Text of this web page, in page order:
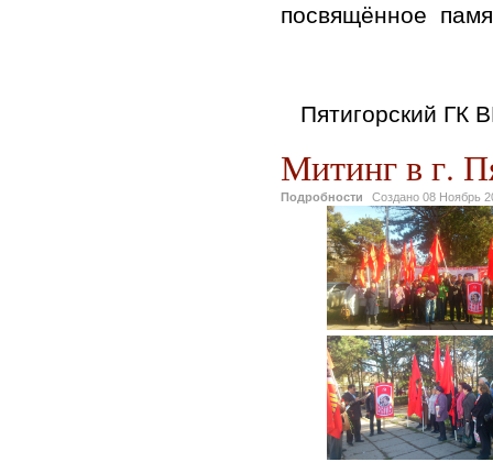
посвящённое
Пятигорский ГК
Митинг в г.
Подробности Создано 08 Ноябрь